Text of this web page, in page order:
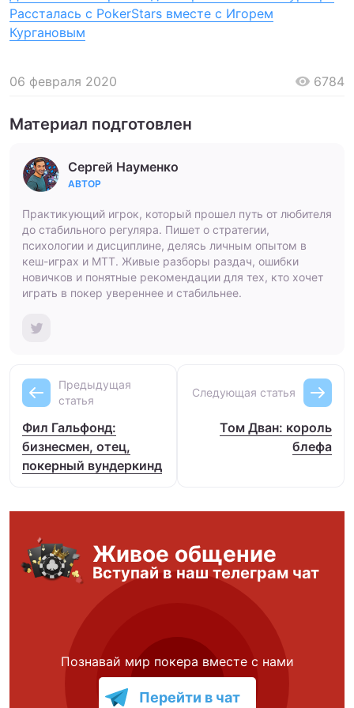
Рассталась с PokerStars вместе с Игорем
Кургановым
06 февраля 2020 6784
Материал подготовлен
Сергей Науменко
АВТОР
Практикующий игрок, который прошел путь от любителя
до стабильного регуляра. Пишет о стратегии,
психологии и дисциплине, делясь личным опытом в
кеш-играх и МТТ. Живые разборы раздач, ошибки
новичков и понятные рекомендации для тех, кто хочет
играть в покер увереннее и стабильнее.
Предыдущая
статья
Фил Гальфонд:
бизнесмен, отец,
покерный вундеркинд
Следующая статья
Том Дван: король
блефа
Живое общение
Вступай в наш телеграм чат
Познавай мир покера вместе с нами
Перейти в чат